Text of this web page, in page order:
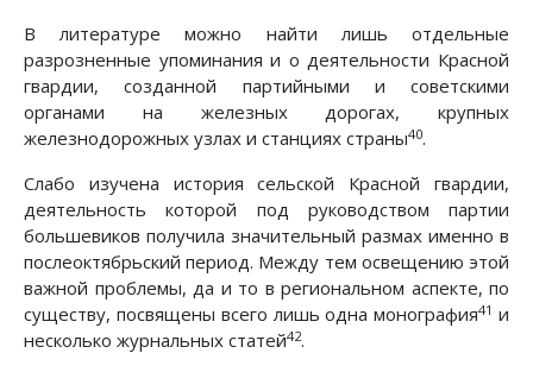
В литературе можно найти лишь отдельные
разрозненные упоминания и о деятельности Красной
гвардии, созданной партийными и советскими
органами на железных дорогах, крупных
железнодорожных узлах и станциях страны40.
Слабо изучена история сельской Красной гвардии,
деятельность которой под руководством партии
большевиков получила значительный размах именно в
послеоктябрьский период. Между тем освещению этой
важной проблемы, да и то в региональном аспекте, по
существу, посвящены всего лишь одна монография41 и
несколько журнальных статей42.